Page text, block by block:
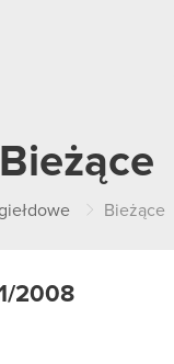
Bieżące
Bieżące
2008